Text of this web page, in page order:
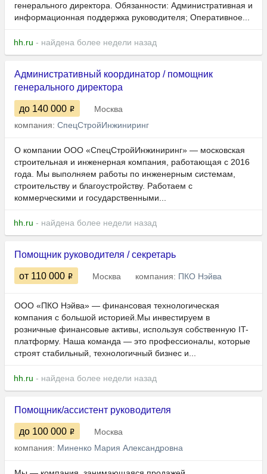
генерального директора. Обязанности: Административная и
информационная поддержка руководителя; Оперативное...
hh.ru - найдена более недели назад
Административный координатор / помощник
генерального директора
до 140 000
Москва
компания: СпецСтройИнжиниринг
О компании ООО «СпецСтройИнжиниринг» — московская
строительная и инженерная компания, работающая с 2016
года. Мы выполняем работы по инженерным системам,
строительству и благоустройству. Работаем с
коммерческими и государственными...
hh.ru - найдена более недели назад
Помощник руководителя / секретарь
от 110 000 Москва компания: ПКО Нэйва
ООО «ПКО Нэйва» — финансовая технологическая
компания с большой историей.Мы инвестируем в
розничные финансовые активы, используя собственную IT-
платформу. Наша команда — это профессионалы, которые
строят стабильный, технологичный бизнес и...
hh.ru - найдена более недели назад
Помощник/ассистент руководителя
до 100 000
Москва
компания: Миненко Мария Александровна